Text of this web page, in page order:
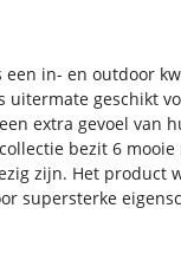
een in- en outdoor
uitermate geschikt
extra gevoel van
bezit 6
zijn. Het product
supersterke